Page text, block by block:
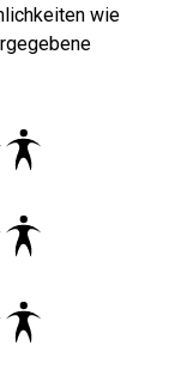
wie